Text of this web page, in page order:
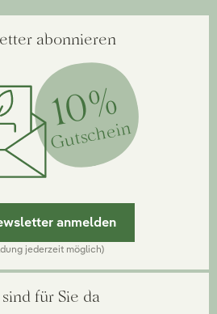
abonnieren
10%
Gutschein
anmelden
jederzeit möglich)
für Sie da